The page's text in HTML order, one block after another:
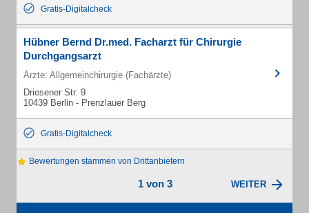
Gratis-Digitalcheck
Hübner Bernd Dr.med. Facharzt für Chirurgie
Durchgangsarzt
Ärzte: Allgemeinchirurgie (Fachärzte)
Driesener Str. 9
10439 Berlin - Prenzlauer Berg
Gratis-Digitalcheck
Bewertungen stammen von Drittanbietern
1 von 3 WEITER